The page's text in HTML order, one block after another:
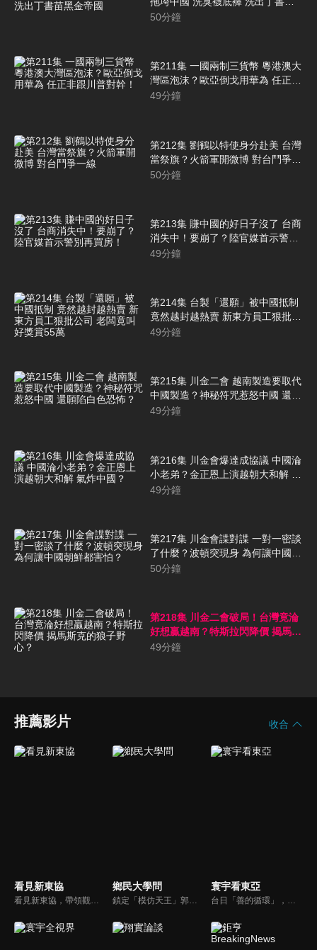
黑金帝國
50分鐘
第211集 一國兩制三貨幣 粵港澳大
灣區泡沫？歐亞倒戈用華為 任正非
跟川普對幹！
49分鐘
第212集 劉鶴以特使身分赴美 台灣
當祭旗？火箭軍開微博 對台鬥爭一
線
50分鐘
第213集 賺中國的好日子沒了 台商
消失中！要崩了？陸官媒首示警別
再買房！
49分鐘
第214集 台製「還願」被中國抵制
竟然越封越熱賣 新東方員工狠批公
司 老闆竟叫好獎賞55萬
49分鐘
第215集 川金二會 越南製造要取代
中國製造？神秘符咒惹怒中國 還願
陷白色恐怖？
49分鐘
第216集 川金會爆達成協議 中國淪
小老弟？金正恩上演越朝大和解 氣
炸中國？
49分鐘
第217集 川金會諜對諜 一對一密談
了什麼？波頓突現身 為何讓中國朝
鮮都害怕？
50分鐘
第218集 川金二會破局！台灣竟淪
好想贏越南？特斯拉閃降價 揭馬斯
克的狼子野心？
49分鐘
推薦影片 收合
看見新東協 鄉民大學問
鎖定「模仿天王」郭子乾，還有高顏值學霸大學生辛辣提問唷！全新優質節目都在NOWnews《鄉民大學問》！
寰宇看東亞